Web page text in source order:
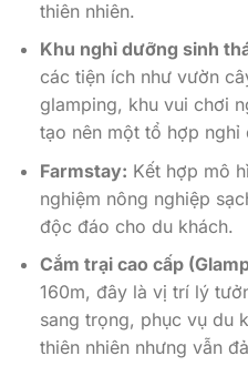
thiên nhiên.
Khu nghỉ dưỡng sinh
các tiện ích như vườn
glamping, khu vui chơi
tạo nên một tổ hợp nghỉ
Farmstay: Kết hợp mô
nghiệm nông nghiệp
độc đáo cho du khách.
Cắm trại cao cấp
160m, đây là vị trí lý
sang trọng, phục vụ du
thiên nhiên nhưng vẫn